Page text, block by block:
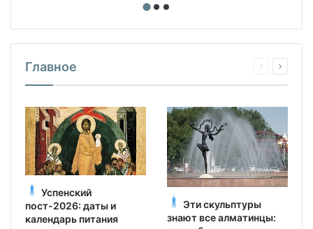
Главное
Успенский
пост-2026: даты и
календарь питания
Эти скульптуры
знают все алматинцы: